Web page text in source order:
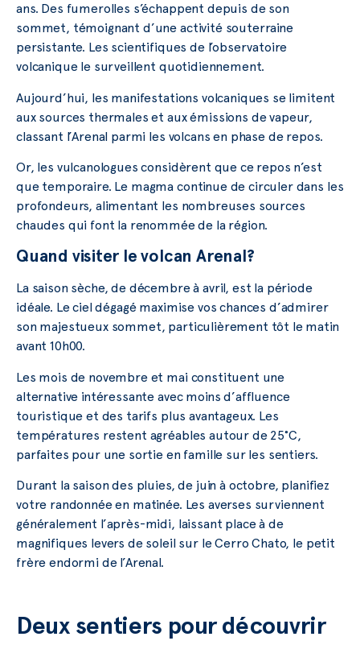
ans. Des fumerolles s’échappent depuis de son
sommet, témoignant d’une activité souterraine
persistante. Les scientifiques de l’observatoire
volcanique le surveillent quotidiennement.
Aujourd’hui, les manifestations volcaniques se limitent
aux sources thermales et aux émissions de vapeur,
classant l’Arenal parmi les volcans en phase de repos.
Or, les vulcanologues considèrent que ce repos n’est
que temporaire. Le magma continue de circuler dans les
profondeurs, alimentant les nombreuses sources
chaudes qui font la renommée de la région.
Quand visiter le volcan Arenal?
La saison sèche, de décembre à avril, est la période
idéale. Le ciel dégagé maximise vos chances d’admirer
son majestueux sommet, particulièrement tôt le matin
avant 10h00.
Les mois de novembre et mai constituent une
alternative intéressante avec moins d’affluence
touristique et des tarifs plus avantageux. Les
températures restent agréables autour de 25°C,
parfaites pour une sortie en famille sur les sentiers.
Durant la saison des pluies, de juin à octobre, planifiez
votre randonnée en matinée. Les averses surviennent
généralement l’après-midi, laissant place à de
magnifiques levers de soleil sur le Cerro Chato, le petit
frère endormi de l’Arenal.
Deux sentiers pour découvrir